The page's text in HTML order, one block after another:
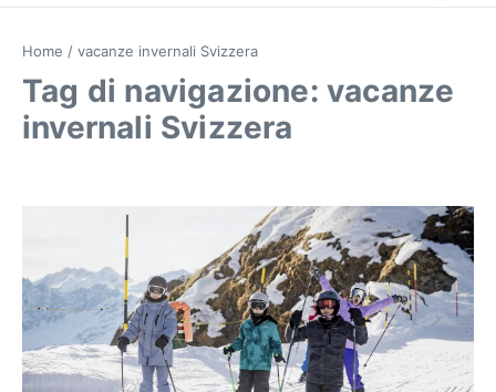
Home / vacanze invernali Svizzera
Tag di navigazione: vacanze
invernali Svizzera